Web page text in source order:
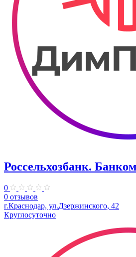
Россельхозбанк.
0
0 отзывов
г.Краснодар, ул.Дзержинского, 42
Круглосуточно